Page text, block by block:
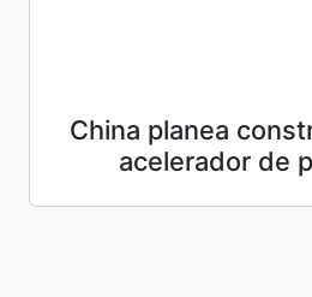
China planea
acelerador de